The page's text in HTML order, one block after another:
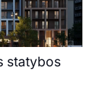
statybos